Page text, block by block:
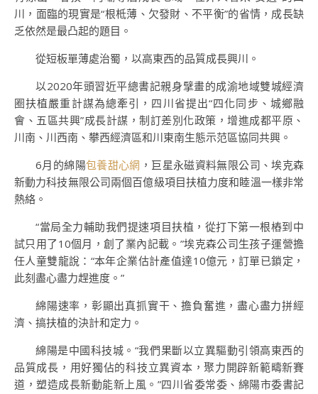
川，面臨的現實是“根柢薄、欠發財、不平衡”的省情，成長缺
乏依然是最凸起的題目。
從短板單薄處治蜀，以高東西的品質成長興川。
以2020年頭習近平總書記親身擘畫的成渝地域雙城經濟
圈扶植嚴重計謀為總牽引，四川省提出“四化同步、城鄉融
會、五區共興”成長計謀，制訂差別化政策，增進成都平原、
川南、川西南、攀西經濟區和川東南生態示范區協同共興。
6月的綿陽包養甜心網 ，巨星永磁資料無限公司、埃克森
新動力科技無限公司兩個百億級項目扶植力度和睦溫一樣非常
熱絡。
“當局全力輔助我們提速項目扶植，從打下第一根樁到中
試只用了10個月，創了業內記載。”埃克森公司生孩子運營擔
任人童雙龍說：“本年企業估計產值達10億元，訂單已鎖定，
此刻盡心盡力趕進度。”
綿陽速率，彰顯出真抓實干、擔負奮進，盡心盡力拼經
濟、搞扶植的決計和定力。
綿陽是中國科技城。“我們果斷以立異驅動引領高東西的
品質成長，用好獨佔的科技立異資本，聚力開辟新範疇新賽
道，塑造成長新動能新上風。”四川省委常委、綿陽市委書記